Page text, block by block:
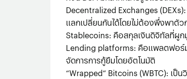
Decentralized Exchanges
แลกเปลี่ยนกันได้โดยไม่ต้องพึ่งพาตัว
Stablecoins: คือสกุลเงินดิจิทัลที่ผูก
Lending platforms: คือแพลตฟอร์ม
จัดการการกู้ยืมโดยอัตโนมัติ
“Wrapped” Bitcoins (WBTC): เป็